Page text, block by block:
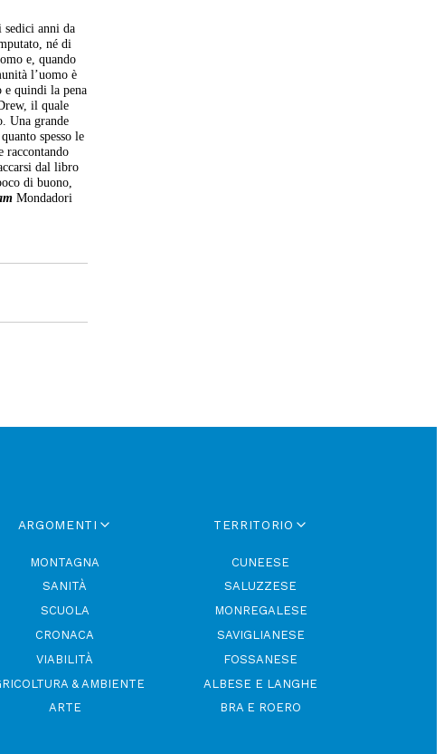
sedici anni da
né di
e, quando
l’uomo è
e quindi la pena
il quale
Una grande
spesso le
raccontando
dal libro
di buono,
Mondadori
ARGOMENTI
MONTAGNA
SANITÀ
SCUOLA
CRONACA
VIABILITÀ
& AMBIENTE
ARTE
TERRITORIO
CUNEESE
SALUZZESE
MONREGALESE
SAVIGLIANESE
FOSSANESE
ALBESE E LANGHE
BRA E ROERO